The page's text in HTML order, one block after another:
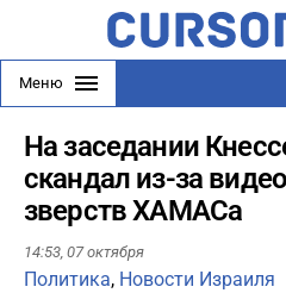
Меню
На заседании
скандал из-за
зверств ХАМАСа
14:53, 07 октября
Политика, Новости Израиля